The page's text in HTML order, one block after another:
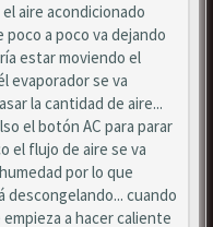
aire acondicionado
a poco va dejando
estar moviendo el
evaporador se va
la cantidad de aire...
el botón AC para parar
el flujo de aire se va
por lo que
cuando
a hacer caliente